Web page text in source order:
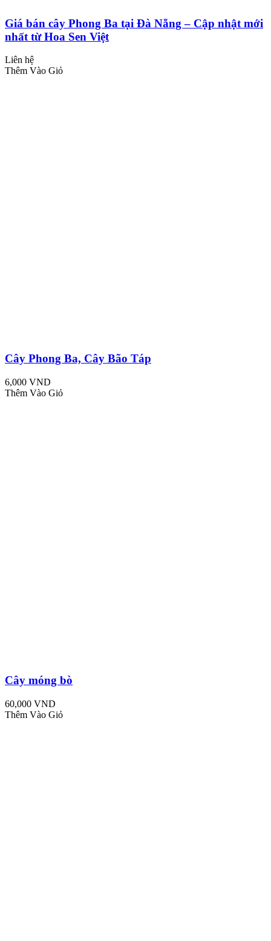
Giá bán cây Phong Ba tại Đà Nẵng – Cập nhật mới
nhất từ Hoa Sen Việt
Liên hệ
Thêm Vào Giỏ
Cây Phong Ba, Cây Bão Táp
6,000 VND
Thêm Vào Giỏ
Cây móng bò
60,000 VND
Thêm Vào Giỏ